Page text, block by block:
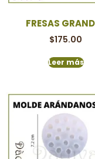
FRESAS
$175.00
Leer más